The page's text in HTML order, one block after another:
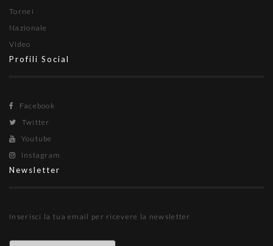
Tornei
Nazionale
Video
Profili Social
Facebook
Twitter
Youtube
Instagram
Newsletter
Inserisci la tua email per ricevere la newsletter